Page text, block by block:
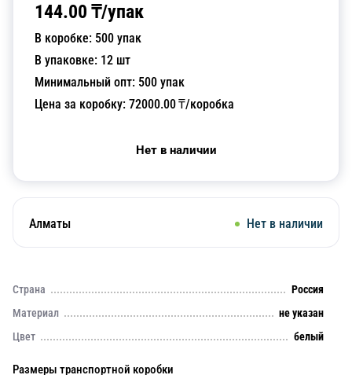
144.00 ₸/упак
В коробке: 500 упак
В упаковке: 12 шт
Минимальный опт: 500 упак
Цена за коробку: 72000.00₸/коробка
Нет в наличии
Алматы Нет в наличии
Страна
Россия
Материал
не указан
Цвет
белый
Размеры транспортной коробки